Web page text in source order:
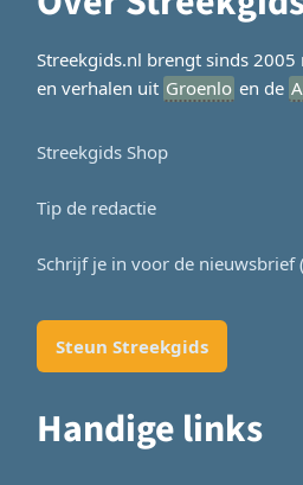
Streekgids.nl brengt sinds
en verhalen uit Groenlo en de
Streekgids Shop
Tip de redactie
Schrijf je in voor de nieuwsbrief
Steun Streekgids
Handige links